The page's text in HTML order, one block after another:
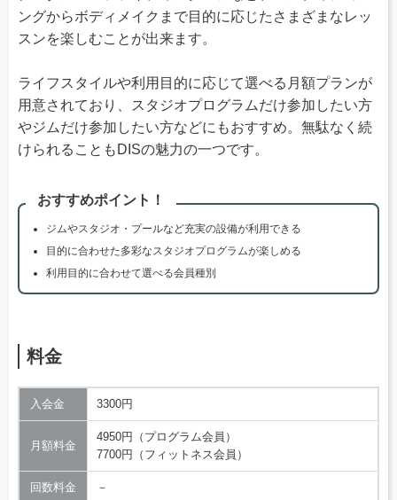
ングからボディメイクまで目的に応じたさまざまなレッ
スンを楽しむことが出来ます。
ライフスタイルや利用目的に応じて選べる月額プランが
用意されており、スタジオプログラムだけ参加したい方
やジムだけ参加したい方などにもおすすめ。無駄なく続
けられることもDISの魅力の一つです。
おすすめポイント！
ジムやスタジオ・プールなど充実の設備が利用できる
目的に合わせた多彩なスタジオプログラムが楽しめる
利用目的に合わせて選べる会員種別
料金
入会金 3300円
月額料金
4950円（プログラム会員）
7700円（フィットネス会員）
回数料金 －